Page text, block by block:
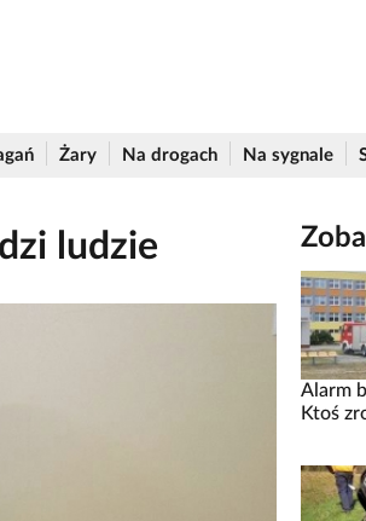
Żary Na drogach Na sygnale
ludzie
Alarm
Ktoś